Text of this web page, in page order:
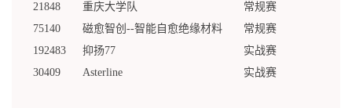
21848
重庆大学队
常规赛
75140
磁愈智创--智能自愈绝缘材料
常规赛
192483
抑扬77
实战赛
30409
Asterline 实战赛